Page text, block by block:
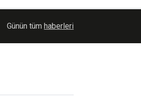
Bağımlılıkla Mücadele İl
Günün tüm haberleri